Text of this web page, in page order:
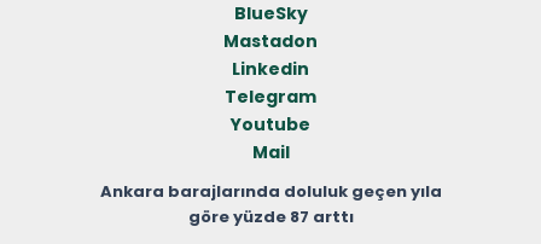
BlueSky
Mastadon
Linkedin
Telegram
Youtube
Mail
Ankara barajlarında doluluk geçen yıla
göre yüzde 87 arttı